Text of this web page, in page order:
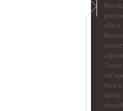
effect.
old
family